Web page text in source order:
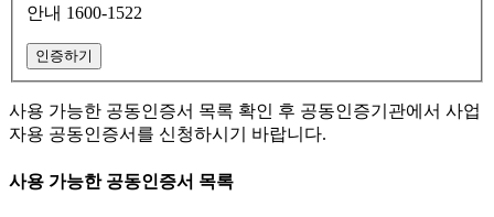
안내 1600-1522
인증하기
사용 가능한 공동인증서 목록 확인 후 공동인증기관에서 사업
자용 공동인증서를 신청하시기 바랍니다.
사용 가능한 공동인증서 목록